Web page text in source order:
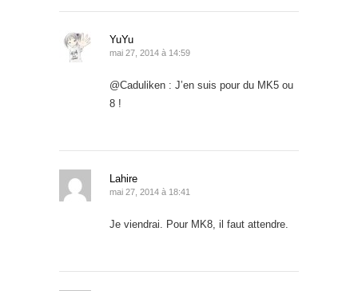
YuYu
mai 27, 2014 à 14:59
@Caduliken : J’en suis pour du MK5 ou
8 !
Lahire
mai 27, 2014 à 18:41
Je viendrai. Pour MK8, il faut attendre.